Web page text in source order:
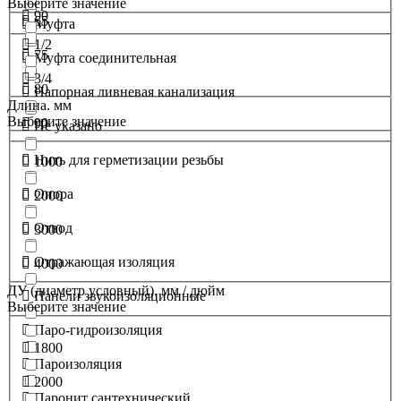
Муфта
Муфта соединительная
Напорная ливневая канализация
Не указано
Нить для герметизации резьбы
Опора
Отвод
Отражающая изоляция
Панели звукоизоляционные
Паро-гидроизоляция
Пароизоляция
Паронит сантехнический
65
75
80
90
90
Выберите значение
1/2
3/4
Длина. мм
Выберите значение
1000
2000
3000
4000
ДУ (диаметр условный). мм / дюйм
Выберите значение
1800
2000